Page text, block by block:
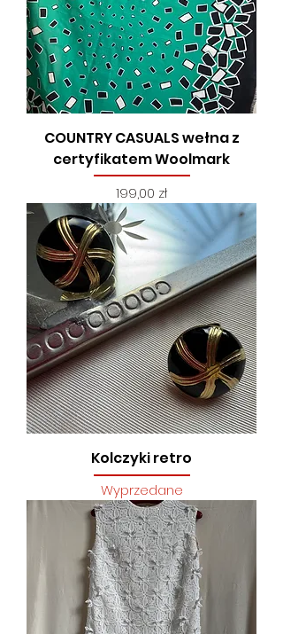
COUNTRY CASUALS wełna z
certyfikatem Woolmark
Cena
199,00 zł
Kolczyki retro
Wyprzedane